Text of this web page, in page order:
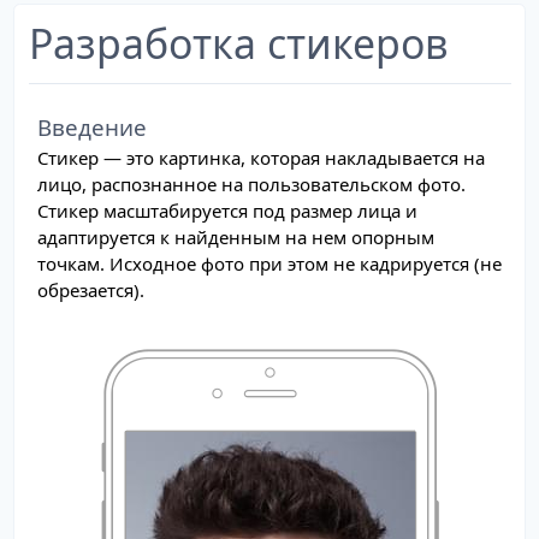
Разработка стикеров
Введение
Стикер — это картинка, которая накладывается на
лицо, распознанное на пользовательском фото.
Стикер масштабируется под размер лица и
адаптируется к найденным на нем опорным
точкам. Исходное фото при этом не кадрируется (не
обрезается).